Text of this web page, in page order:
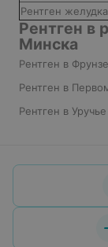
Рентген желудка
Рентген в
Минска
Рентген в
Рентген в
Рентген в Уручье